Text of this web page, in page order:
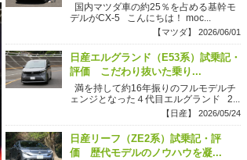
国内マツダ車の約25％を占める基幹モ
デルがCX-5 こんにちは！ moc...
【マツダ】 2026/06/01
日産エルグランド（E53系）試乗記・
評価 こだわり抜いた乗り...
満を持して約16年振りのフルモデルチ
ェンジとなった４代目エルグランド 2...
【日産】 2026/05/24
日産リーフ（ZE2系）試乗記・評
価 歴代モデルのノウハウを凝...